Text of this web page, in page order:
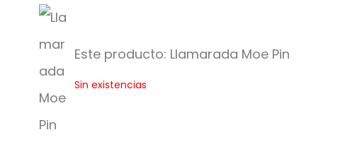
Este producto: Llamarada Moe Pin
Sin existencias